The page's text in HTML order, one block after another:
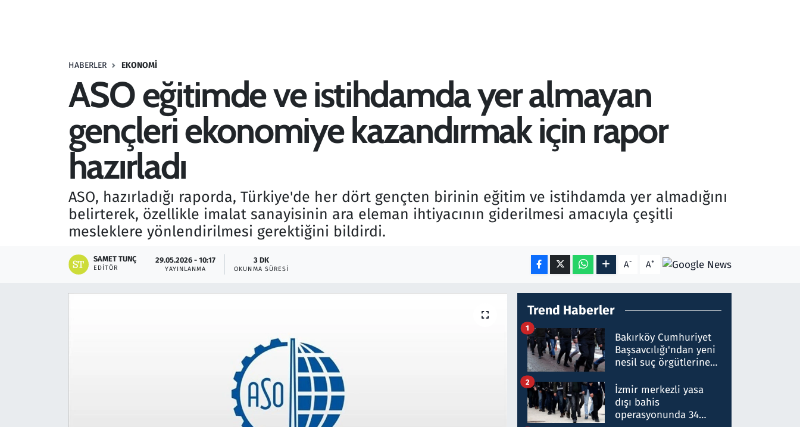
HABERLER EKONOMI
ASO eğitimde ve istihdamda yer almayan
gençleri ekonomiye kazandırmak için rapor
hazırladı
ASO, hazırladığı raporda, Türkiye'de her dört gençten birinin eğitim ve istihdamda yer almadığını
belirterek, özellikle imalat sanayisinin ara eleman ihtiyacının giderilmesi amacıyla çeşitli
mesleklere yönlendirilmesi gerektiğini bildirdi.
SAMET TUNÇ
EDITÖR
29.05.2026 - 10:17
YAYINLANMA
3 DK
OKUNMA SÜRESI A- A+
Trend Haberler
Bakırköy Cumhuriyet
Başsavcılığı'ndan yeni
nesil suç örgütlerine
hakkında gözaltı kararı
1
İzmir merkezli yasa
dışı bahis
operasyonunda 34
2
Seçim 2023
Teknoloji ve Bilim
Televizyon